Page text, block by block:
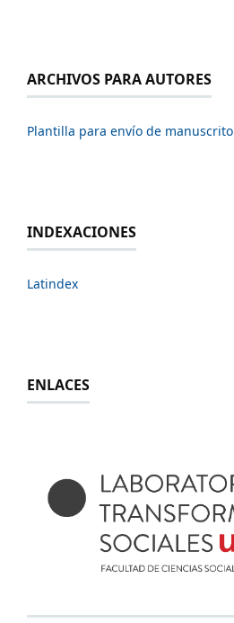
ARCHIVOS PARA AUTORES
Plantilla para envío de manuscrito
INDEXACIONES
Latindex
ENLACES